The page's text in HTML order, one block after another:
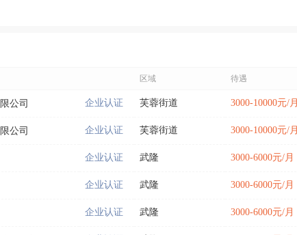
区域 待遇
公司 企业认证 芙蓉街道 3000-10000元/月
公司 企业认证 芙蓉街道 3000-10000元/月
企业认证 武隆 3000-6000元/月
企业认证 武隆 3000-6000元/月
企业认证 武隆 3000-6000元/月